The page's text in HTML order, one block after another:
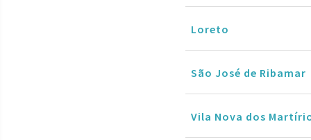
Loreto
São José de Ribamar
Vila Nova dos